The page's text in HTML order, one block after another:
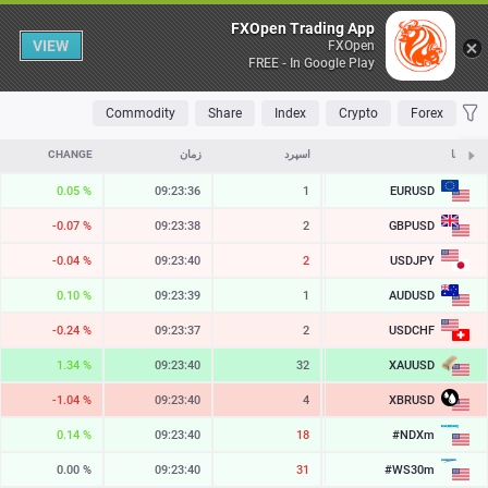
Table
FAVORITES
MOST TRADED
TOP RISERS
TOP FALLERS
Forex
Crypto
Index
Share
Commodity
نمادها اسپرد زمان CHANGE
EURUSD
1.15295
1
09:23:36
0.05 %
GBPUSD
1.34456
2
09:23:38
-0.07 %
USDJPY
158.368
2
09:23:40
-0.04 %
AUDUSD
0.70397
1
09:23:39
0.10 %
USDCHF
0.81045
2
09:23:37
-0.24 %
XAUUSD
4309.51
32
09:23:40
1.34 %
XBRUSD
81.88
4
09:23:40
-1.04 %
#NDXm
29543.0
18
09:23:40
0.14 %
#WS30m
53924.8
31
09:23:40
0.00 %
FXOpen Trading App
FXOpen
FREE - In Google Play
VIEW